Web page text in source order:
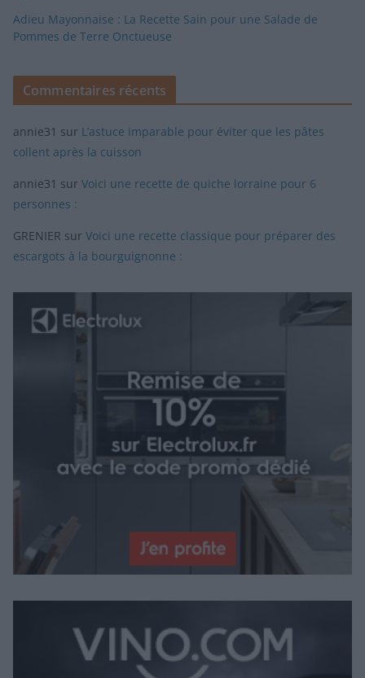
Adieu Mayonnaise : La Recette Sain pour une Salade de
Pommes de Terre Onctueuse
Commentaires récents
annie31 sur L’astuce imparable pour éviter que les pâtes
collent après la cuisson
annie31 sur Voici une recette de quiche lorraine pour 6
personnes :
GRENIER sur Voici une recette classique pour préparer des
escargots à la bourguignonne :